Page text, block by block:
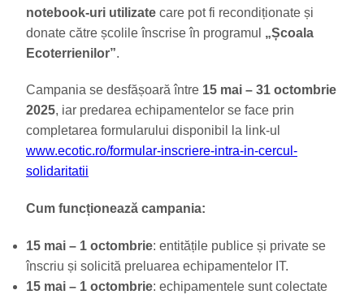
notebook-uri utilizate care pot fi recondiționate și
donate către școlile înscrise în programul „Școala
Ecoterrienilor”.
Campania se desfășoară între 15 mai – 31 octombrie
2025, iar predarea echipamentelor se face prin
completarea formularului disponibil la link-ul
www.ecotic.ro/formular-inscriere-intra-in-cercul-
solidaritatii
Cum funcționează campania:
15 mai – 1 octombrie: entitățile publice și private se
înscriu și solicită preluarea echipamentelor IT.
15 mai – 1 octombrie: echipamentele sunt colectate